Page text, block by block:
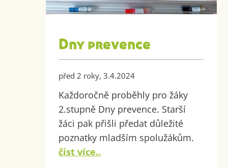
Dny prevence
před 2 roky, 3.4.2024
Každoročně proběhly pro žáky
2.stupně Dny prevence. Starší
žáci pak přišli předat důležité
poznatky mladším spolužákům.
číst více..